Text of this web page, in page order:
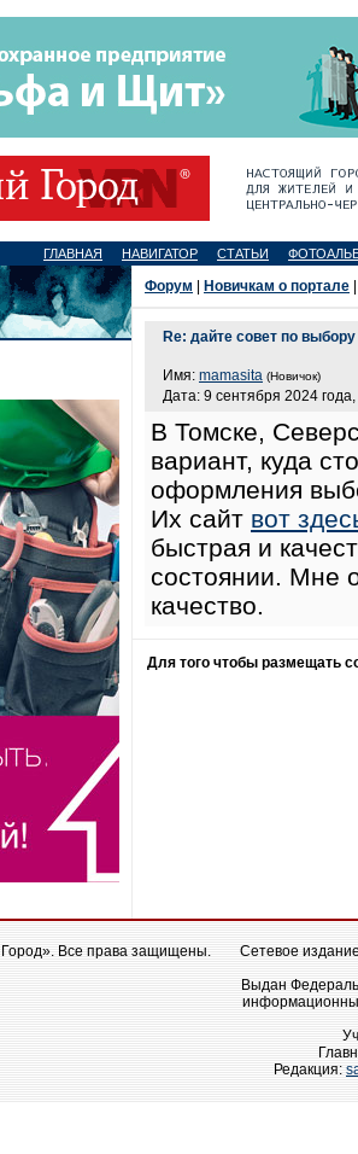
ГЛАВНАЯ НАВИГАТОР СТАТЬИ
Форум Новичкам о портале
Re: дайте совет по
Имя: mamasita (Новичок)
Дата: 9 сентября 2024
В Томске,
вариант, куда
оформления
Их сайт вот
быстрая и
состоянии. Мне
качество.
Для того чтобы размещать
Все права защищены.
Сетевое
Выдан
Редакция: